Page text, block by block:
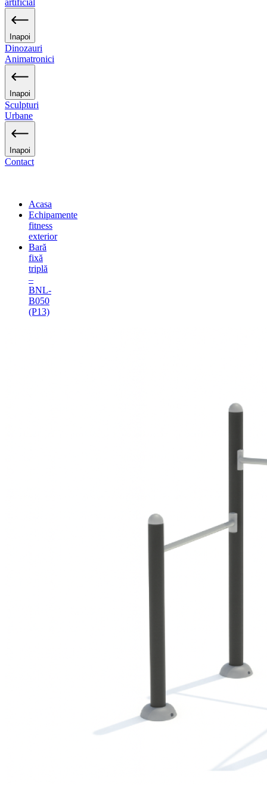
artificial
Inapoi
Dinozauri
Animatronici
Inapoi
Sculpturi
Urbane
Inapoi
Contact
Acasa
Echipamente
fitness
exterior
Bară
fixă
triplă
–
BNL-
B050
(P13)